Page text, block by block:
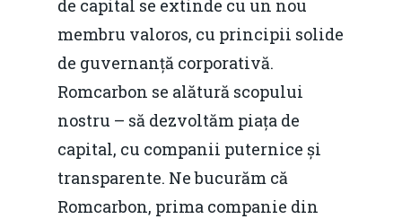
de capital se extinde cu un nou
membru valoros, cu principii solide
de guvernanță corporativă.
Romcarbon se alătură scopului
nostru – să dezvoltăm piața de
capital, cu companii puternice și
transparente. Ne bucurăm că
Romcarbon, prima companie din